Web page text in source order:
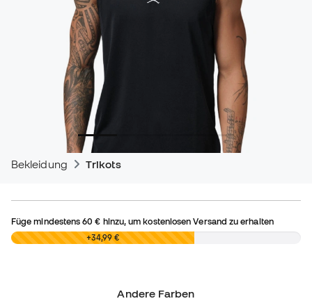
Bekleidung Trikots
Füge mindestens60 € hinzu, um kostenlosen Versand zu erhalten
0,00 € +34,99 €
Andere Farben